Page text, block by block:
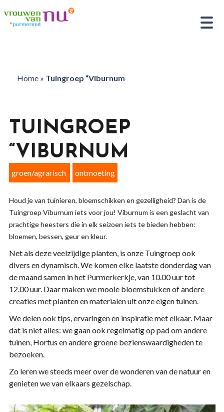
Home» Tuingroep “Viburnum
TUINGROEP
“VIBURNUM
groen/agrarisch ontmoeting
Houd je van tuinieren, bloemschikken en gezelligheid? Dan is de
Tuingroep Viburnum iets voor jou! Viburnum is een geslacht van
prachtige heesters die in elk seizoen iets te bieden hebben:
bloemen, bessen, geur en kleur.
Net als deze veelzijdige planten, is onze Tuingroep ook
divers en dynamisch. We komen elke laatste donderdag van
de maand samen in het Purmerkerkje, van 10.00 uur tot
12.00 uur. Daar maken we mooie bloemstukken of andere
creaties met planten en materialen uit onze eigen tuinen.
We delen ook tips, ervaringen en inspiratie met elkaar. Maar
dat is niet alles: we gaan ook regelmatig op pad om andere
tuinen, Hortus en andere groene bezienswaardigheden te
bezoeken.
Zo leren we steeds meer over de wonderen van de natuur en
genieten we van elkaars gezelschap.